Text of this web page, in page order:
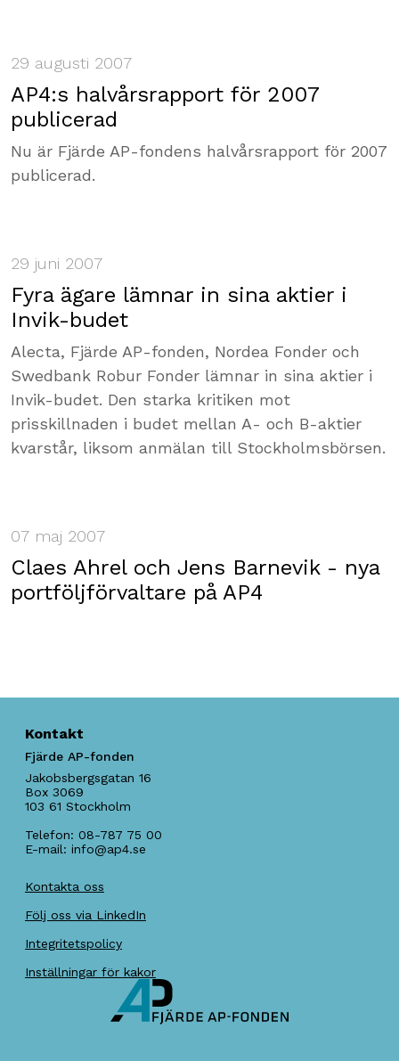
29 augusti 2007
AP4:s halvårsrapport för 2007
publicerad
Nu är Fjärde AP-fondens halvårsrapport för 2007
publicerad.
29 juni 2007
Fyra ägare lämnar in sina aktier i
Invik-budet
Alecta, Fjärde AP-fonden, Nordea Fonder och
Swedbank Robur Fonder lämnar in sina aktier i
Invik-budet. Den starka kritiken mot
prisskillnaden i budet mellan A- och B-aktier
kvarstår, liksom anmälan till Stockholmsbörsen.
07 maj 2007
Claes Ahrel och Jens Barnevik - nya
portföljförvaltare på AP4
Kontakt
Fjärde AP-fonden
Jakobsbergsgatan 16
Box 3069
103 61 Stockholm
Telefon: 08-787 75 00
E-mail: info@ap4.se
Kontakta oss
Följ oss via LinkedIn
Integritetspolicy
Inställningar för kakor